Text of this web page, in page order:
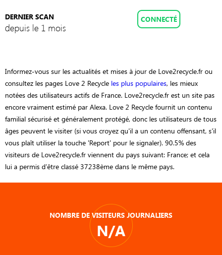
DERNIER SCAN
depuis le 1 mois
CONNECTÉ
Informez-vous sur les actualités et mises à jour de Love2recycle.fr ou
consultez les pages Love 2 Recycle les plus populaires, les mieux
notées des utilisateurs actifs de France. Love2recycle.fr est un site pas
encore vraiment estimé par Alexa. Love 2 Recycle fournit un contenu
familial sécurisé et généralement protégé, donc les utilisateurs de tous
âges peuvent le visiter (si vous croyez qu'il a un contenu offensant, s'il
vous plaît utiliser la touche 'Report' pour le signaler). 90.5% des
visiteurs de Love2recycle.fr viennent du pays suivant: France; et cela
lui a permis d’être classé 37238ème dans le même pays.
NOMBRE DE VISITEURS JOURNALIERS
N/A